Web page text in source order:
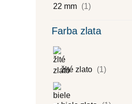
22 mm (1)
Farba zlata
žlté zlato (1)